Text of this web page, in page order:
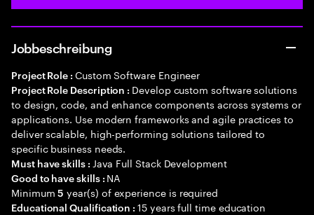
Jobbeschreibung
Project Role : Custom Software Engineer
Project Role Description : Develop custom software solutions
to design, code, and enhance components across systems or
applications. Use modern frameworks and agile practices to
deliver scalable, high-performing solutions tailored to
specific business needs.
Must have skills : Java Full Stack Development
Good to have skills : NA
Minimum5 year(s) of experience is required
Educational Qualification :15 years full time education